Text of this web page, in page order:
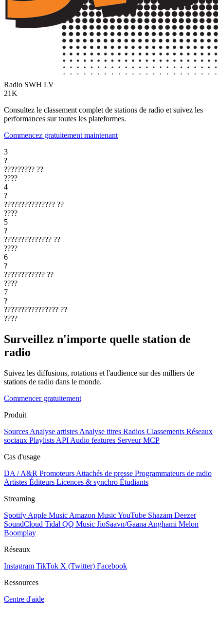
Radio SWH LV
21K
Consultez le classement complet de stations de radio et suivez les
performances sur toutes les plateformes.
Commencez gratuitement maintenant
3
?
????????? ??
????
4
?
??????????????? ??
????
5
?
?????????????? ??
????
6
?
???????????? ??
????
7
?
???????????????? ??
????
Surveillez n'importe quelle station de
radio
Suivez les diffusions, rotations et l'audience sur des milliers de
stations de radio dans le monde.
Commencer gratuitement
Produit
Sources Analyse artistes Analyse titres Radios Classements Réseaux
sociaux Playlists API Audio features Serveur MCP
Cas d'usage
DA / A&R Promoteurs Attachés de presse Programmateurs de radio
Artistes Éditeurs Licences & synchro Étudiants
Streaming
Spotify Apple Music Amazon MusicYouTube Shazam Deezer
SoundCloud Tidal QQ Music JioSaavn/Gaana Anghami Melon
Boomplay
Réseaux
Instagram TikTok X (Twitter) Facebook
Ressources
Centre d'aide